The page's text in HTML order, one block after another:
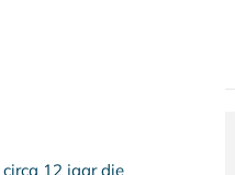
12 jaar die